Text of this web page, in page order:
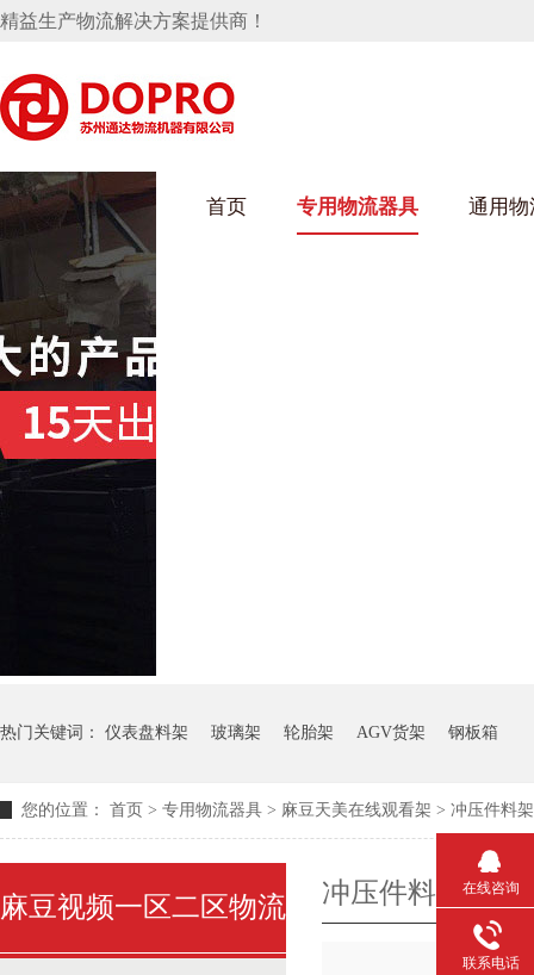
精益生产物流解决方案提供商！
首页 专用物流器具
麻豆MV在线观看架
丝车/纺丝车
通用
乌龟车/平台车
钢板箱
货架系统
化纤纺织行业
化工行业
热门关键词： 仪表盘料架 玻璃架 轮胎架 AGV货架 钢板箱
您的位置： 首页 > 专用物流器具 > 麻豆天美在线观看架 > 冲压件料架
冲压件料架
麻豆视频一区二区物流
在线咨询
联系电话